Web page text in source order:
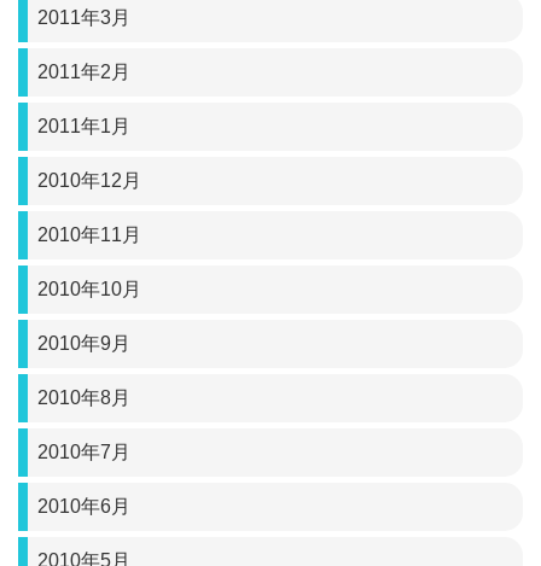
2011年3月
2011年2月
2011年1月
2010年12月
2010年11月
2010年10月
2010年9月
2010年8月
2010年7月
2010年6月
2010年5月